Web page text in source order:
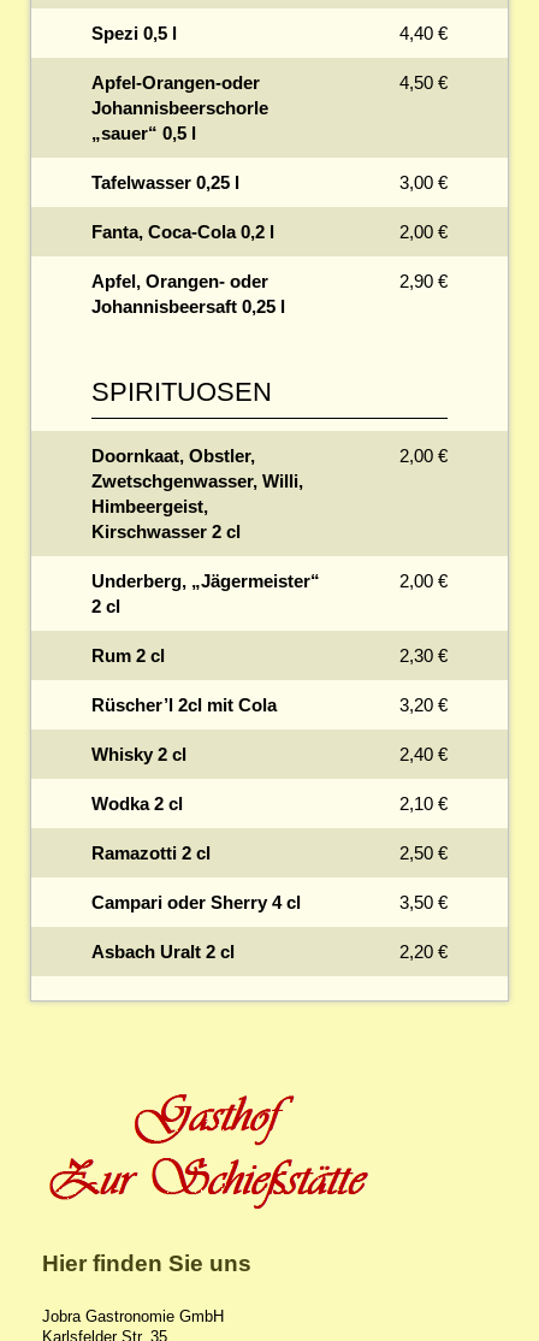
Spezi 0,5 l 4,40 €
Apfel-Orangen-oder
Johannisbeerschorle
„sauer“ 0,5 l
4,50 €
Tafelwasser 0,25 l 3,00 €
Fanta, Coca-Cola 0,2 l 2,00 €
Apfel, Orangen- oder
Johannisbeersaft 0,25 l
2,90 €
SPIRITUOSEN
Doornkaat, Obstler,
Zwetschgenwasser, Willi,
Himbeergeist,
Kirschwasser 2 cl
2,00 €
Underberg, „Jägermeister“
2 cl
2,00 €
Rum 2 cl 2,30 €
Rüscher’l 2cl mit Cola 3,20 €
Whisky 2 cl 2,40 €
Wodka 2 cl 2,10 €
Ramazotti 2 cl 2,50 €
Campari oder Sherry 4 cl 3,50 €
Asbach Uralt 2 cl 2,20 €
Hier finden Sie uns
Jobra Gastronomie GmbH
Karlsfelder Str. 35